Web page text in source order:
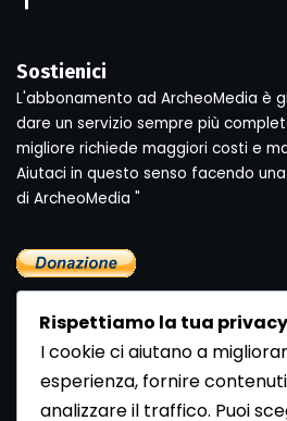
Sostienici
L'abbonamento ad ArcheoMedia è
dare un servizio sempre più
migliore richiede maggiori costi e
Aiutaci in questo senso facendo
di ArcheoMedia "
Rispettiamo la tua privacy
I cookie ci aiutano a
esperienza, fornire
analizzare il traffico. Puoi